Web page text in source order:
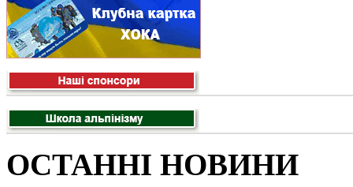
ОСТАННІ НОВИНИ